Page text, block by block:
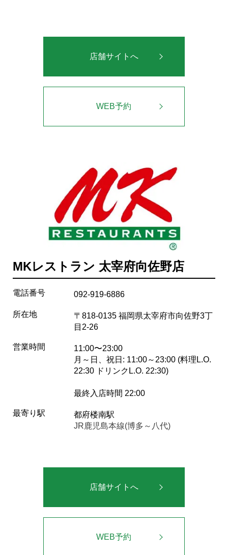
店舗サイトへ
WEB予約
MKレストラン 太宰府向佐野店
電話番号 092-919-6886
所在地
〒818-0135 福岡県太宰府市向佐野3丁
目2-26
営業時間
11:00〜23:00
月～日、祝日: 11:00～23:00 (料理L.O.
22:30 ドリンクL.O. 22:30)
最終入店時間 22:00
最寄り駅
都府楼南駅
JR鹿児島本線(博多～八代)
店舗サイトへ
WEB予約